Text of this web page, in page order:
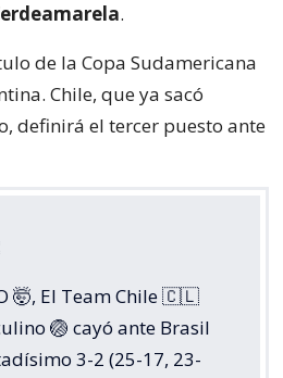
.
de la Copa Sudamericana
Chile, que ya sacó
definirá el tercer puesto ante
🤯, El Team Chile 🇨🇱
🏐 cayó ante Brasil
3-2 (25-17, 23-